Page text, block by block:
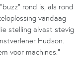
rond is, als rond
vandaag
stelling alvast stevig
Hudson.
voor machines.”